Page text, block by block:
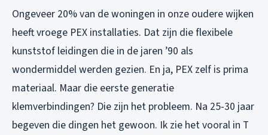
Ongeveer 20% van de woningen in onze oudere wijken
heeft vroege PEX installaties. Dat zijn die flexibele
kunststof leidingen die in de jaren ’90 als
wondermiddel werden gezien. En ja, PEX zelf is prima
materiaal. Maar die eerste generatie
klemverbindingen? Die zijn het probleem. Na 25-30 jaar
begeven die dingen het gewoon. Ik zie het vooral in T